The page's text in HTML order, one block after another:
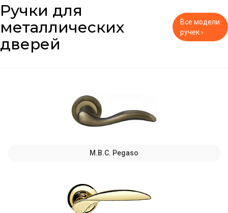
Ручки для
металлических
дверей
Все модели
ручек ›
M.B.C. Pegaso